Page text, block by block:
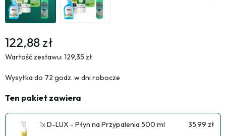
122,88 zł
Wartość zestawu: 129,35 zł
Wysyłka do 72 godz. w dni robocze
Ten pakiet zawiera
1xD-LUX - Płyn na Przypalenia 500 ml 35,99 zł